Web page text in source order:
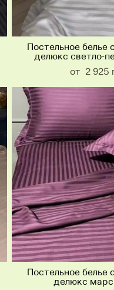
Постельное белье
делюкс светло-
от 2 925
Постельное белье
делюкс